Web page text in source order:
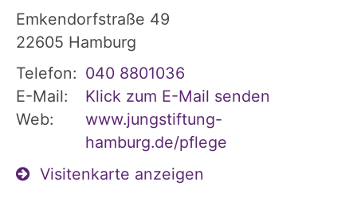
Emkendorfstraße 49
22605 Hamburg
Telefon: 040 8801036
E-Mail:
Klick zum E-Mail senden
Web:
www.jungstiftung-
hamburg.de/pflege
Visitenkarte anzeigen